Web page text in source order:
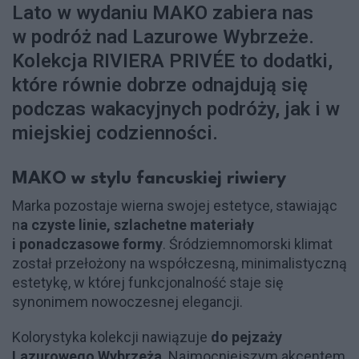
Lato w wydaniu MAKO zabiera nas
w podróż nad Lazurowe Wybrzeże.
Kolekcja RIVIERA PRIVÉE to dodatki,
które równie dobrze odnajdują się
podczas wakacyjnych podróży, jak i w
miejskiej codzienności.
MAKO w stylu fancuskiej riwiery
Marka pozostaje wierna swojej estetyce, stawiając
na czyste linie, szlachetne materiały
i ponadczasowe formy. Śródziemnomorski klimat
został przełożony na współczesną, minimalistyczną
estetykę, w której funkcjonalność staje się
synonimem nowoczesnej elegancji.
Kolorystyka kolekcji nawiązuje do pejzaży